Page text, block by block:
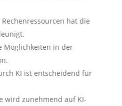
hat die
Möglichkeiten in der
KI ist entscheidend für
wird zunehmend auf KI-